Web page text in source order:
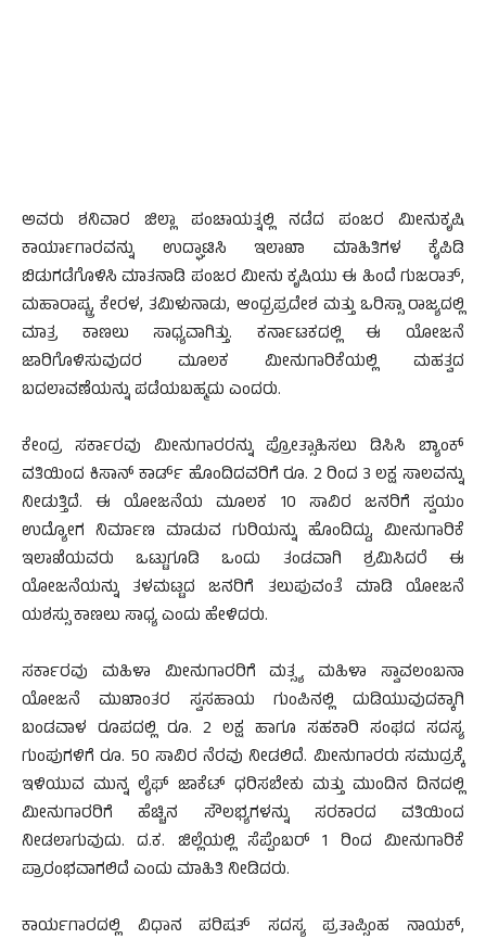
ಅವರು ಶನಿವಾರ ಜಿಲ್ಲಾ ಪಂಚಾಯತ್ನಲ್ಲಿ ನಡೆದ ಪಂಜರ ಮೀನುಕೃಷಿ
ಕಾರ್ಯಾಗಾರವನ್ನು ಉದ್ಘಾಟಿಸಿ ಇಲಾಖಾ ಮಾಹಿತಿಗಳ ಕೈಪಿಡಿ
ಬಿಡುಗಡೆಗೊಳಿಸಿ ಮಾತನಾಡಿ ಪಂಜರ ಮೀನು ಕೃಷಿಯು ಈ ಹಿಂದೆ ಗುಜರಾತ್,
ಮಹಾರಾಷ್ಟ್ರ, ಕೇರಳ, ತಮಿಳುನಾಡು, ಆಂಧ್ರಪ್ರದೇಶ ಮತ್ತು ಒರಿಸ್ಸಾ ರಾಜ್ಯದಲ್ಲಿ
ಮಾತ್ರ ಕಾಣಲು ಸಾಧ್ಯವಾಗಿತ್ತು. ಕರ್ನಾಟಕದಲ್ಲಿ ಈ ಯೋಜನೆ
ಜಾರಿಗೊಳಿಸುವುದರ ಮೂಲಕ ಮೀನುಗಾರಿಕೆಯಲ್ಲಿ ಮಹತ್ವದ
ಬದಲಾವಣೆಯನ್ನು ಪಡೆಯಬಹ್ಮದು ಎಂದರು.
ಕೇಂದ್ರ ಸರ್ಕಾರವು ಮೀನುಗಾರರನ್ನು ಪ್ರೋತ್ಸಾಹಿಸಲು ಡಿಸಿಸಿ ಬ್ಯಾಂಕ್
ವತಿಯಿಂದ ಕಿಸಾನ್ ಕಾರ್ಡ್ ಹೊಂದಿದವರಿಗೆ ರೂ. 2 ರಿಂದ 3 ಲಕ್ಷ ಸಾಲವನ್ನು
ನೀಡುತ್ತಿದೆ. ಈ ಯೋಜನೆಯ ಮೂಲಕ 10 ಸಾವಿರ ಜನರಿಗೆ ಸ್ವಯಂ
ಉದ್ಯೋಗ ನಿರ್ಮಾಣ ಮಾಡುವ ಗುರಿಯನ್ನು ಹೊಂದಿದ್ದು, ಮೀನುಗಾರಿಕೆ
ಇಲಾಖೆಯವರು ಒಟ್ಟುಗೂಡಿ ಒಂದು ತಂಡವಾಗಿ ಶ್ರಮಿಸಿದರೆ ಈ
ಯೋಜನೆಯನ್ನು ತಳಮಟ್ಟದ ಜನರಿಗೆ ತಲುಪುವಂತೆ ಮಾಡಿ ಯೋಜನೆ
ಯಶಸ್ಸು ಕಾಣಲು ಸಾಧ್ಯ ಎಂದು ಹೇಳಿದರು.
ಸರ್ಕಾರವು ಮಹಿಳಾ ಮೀನುಗಾರರಿಗೆ ಮತ್ಸ್ಯ ಮಹಿಳಾ ಸ್ವಾವಲಂಬನಾ
ಯೋಜನೆ ಮುಖಾಂತರ ಸ್ವಸಹಾಯ ಗುಂಪಿನಲ್ಲಿ ದುಡಿಯುವುದಕ್ಕಾಗಿ
ಬಂಡವಾಳ ರೂಪದಲ್ಲಿ ರೂ. 2 ಲಕ್ಷ ಹಾಗೂ ಸಹಕಾರಿ ಸಂಘದ ಸದಸ್ಯ
ಗುಂಪುಗಳಿಗೆ ರೂ. 50 ಸಾವಿರ ನೆರವು ನೀಡಲಿದೆ. ಮೀನುಗಾರರು ಸಮುದ್ರಕ್ಕೆ
ಇಳಿಯುವ ಮುನ್ನ ಲೈಫ್ ಜಾಕೆಟ್ ಧರಿಸಬೇಕು ಮತ್ತು ಮುಂದಿನ ದಿನದಲ್ಲಿ
ಮೀನುಗಾರರಿಗೆ ಹೆಚ್ಚಿನ ಸೌಲಭ್ಯಗಳನ್ನು ಸರಕಾರದ ವತಿಯಿಂದ
ನೀಡಲಾಗುವುದು. ದ.ಕ. ಜಿಲ್ಲೆಯಲ್ಲಿ ಸೆಪ್ಪೆಂಬರ್ 1 ರಿಂದ ಮೀನುಗಾರಿಕೆ
ಪ್ರಾರಂಭವಾಗಲಿದೆ ಎಂದು ಮಾಹಿತಿ ನೀಡಿದರು.
ಕಾರ್ಯಗಾರದಲ್ಲಿ ವಿಧಾನ ಪರಿಷತ್ ಸದಸ್ಯ ಪ್ರತಾಪ್ಸಿಂಹ ನಾಯಕ್,